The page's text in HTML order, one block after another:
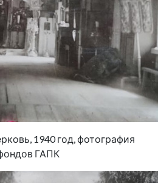
1940 год, фотография
ГАПК